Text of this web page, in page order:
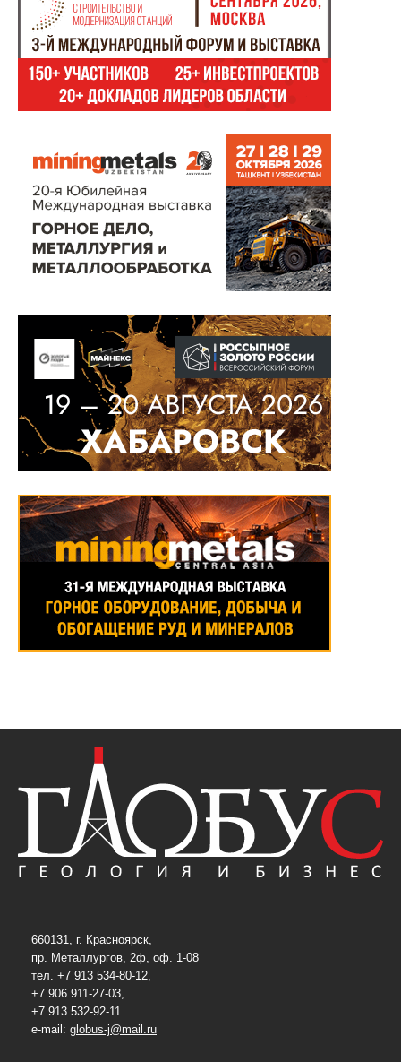
660131, г. Красноярск,
пр. Металлургов, 2ф, оф. 1-08
тел. +7 913 534-80-12,
+7 906 911-27-03,
+7 913 532-92-11
e-mail: globus-j@mail.ru